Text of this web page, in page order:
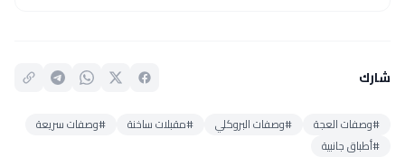
شارك
#وصفات العجة #وصفات البروكلي #مقبلات ساخنة
#وصفات سريعة
#أطباق جانبية